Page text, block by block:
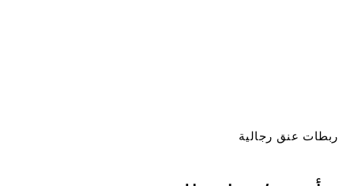
ربطات عنق رجالية